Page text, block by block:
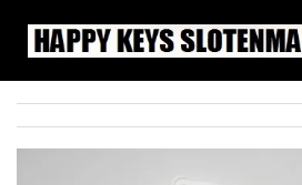
HAPPY KEYS
WEES INBREKERS EEN STAPJE VOOR